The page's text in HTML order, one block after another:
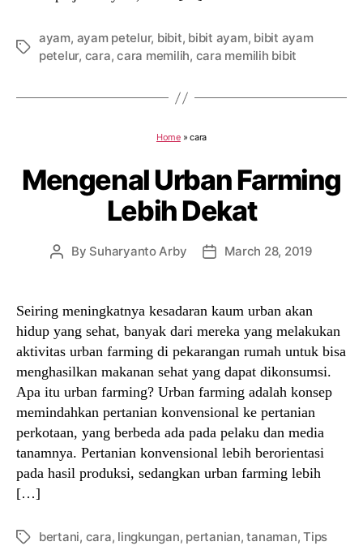
Tags
ayam, ayam petelur, bibit, bibit ayam, bibit ayam
petelur, cara,cara memilih, cara memilih bibit
Home»cara
Mengenal Urban Farming
Lebih Dekat
Post
By Suharyanto Arby
PostMarch 28, 2019
Seiring meningkatnya kesadaran kaum urban akan
hidup yang sehat, banyak dari mereka yang melakukan
aktivitas urban farming di pekarangan rumah untuk bisa
menghasilkan makanan sehat yang dapat dikonsumsi.
Apa itu urban farming? Urban farming adalah konsep
memindahkan pertanian konvensional ke pertanian
perkotaan, yang berbeda ada pada pelaku dan media
tanamnya. Pertanian konvensional lebih berorientasi
pada hasil produksi, sedangkan urban farming lebih
[…]
Tagsbertani, cara, lingkungan, pertanian,tanaman,Tips